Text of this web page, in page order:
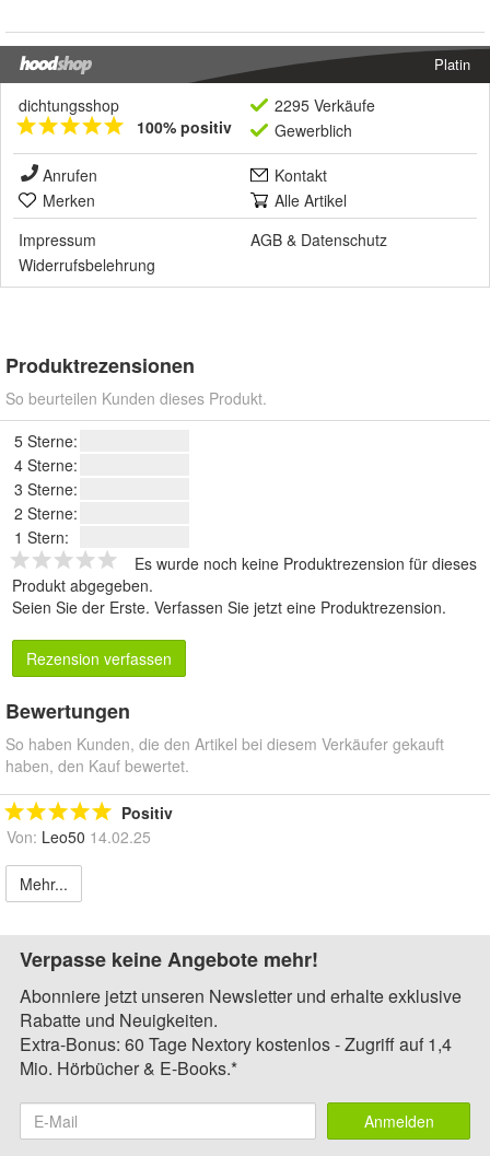
Platin
dichtungsshop
100% positiv
2295 Verkäufe
Gewerblich
Anrufen
Kontakt
Merken
Alle Artikel
Impressum
AGB & Datenschutz
Widerrufsbelehrung
Produktrezensionen
So beurteilen Kunden dieses Produkt.
5 Sterne:
4 Sterne:
3 Sterne:
2 Sterne:
1 Stern:
Es wurde noch keine Produktrezension für dieses
Produkt abgegeben.
Seien Sie der Erste. Verfassen Sie jetzt eine Produktrezension.
Rezension verfassen
Bewertungen
So haben Kunden, die den Artikel bei diesem Verkäufer gekauft
haben, den Kauf bewertet.
Positiv
Von: Leo50 14.02.25
Mehr...
Verpasse keine Angebote mehr!
Abonniere jetzt unseren Newsletter und erhalte exklusive
Rabatte und Neuigkeiten.
Extra-Bonus: 60 Tage Nextory kostenlos - Zugriff auf 1,4
Mio. Hörbücher & E-Books.*
Anmelden